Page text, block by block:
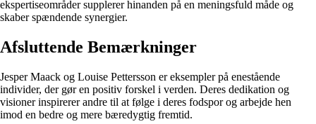
ekspertiseområder supplerer hinanden på en meningsfuld måde og
skaber spændende synergier.
Afsluttende Bemærkninger
Jesper Maack og Louise Pettersson er eksempler på enestående
individer, der gør en positiv forskel i verden. Deres dedikation og
visioner inspirerer andre til at følge i deres fodspor og arbejde hen
imod en bedre og mere bæredygtig fremtid.